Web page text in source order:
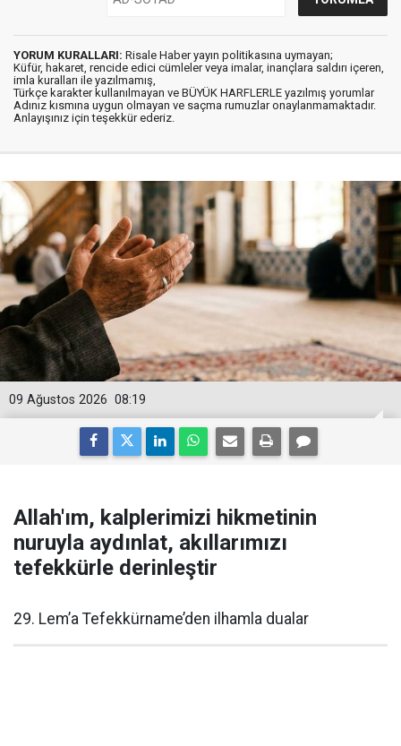
YORUM KURALLARI: Risale Haber yayın politikasına uymayan;
Küfür, hakaret, rencide edici cümleler veya imalar, inançlara saldırı içeren,
imla kuralları ile yazılmamış,
Türkçe karakter kullanılmayan ve BÜYÜK HARFLERLE yazılmış yorumlar
Adınız kısmına uygun olmayan ve saçma rumuzlar onaylanmamaktadır.
Anlayışınız için teşekkür ederiz.
08:19
09 Ağustos 2026
Allah'ım, kalplerimizi hikmetinin
nuruyla aydınlat, akıllarımızı
tefekkürle derinleştir
29. Lem’a Tefekkürname’den ilhamla dualar